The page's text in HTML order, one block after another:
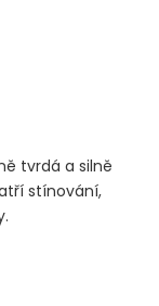
tvrdá a silně
stínování,